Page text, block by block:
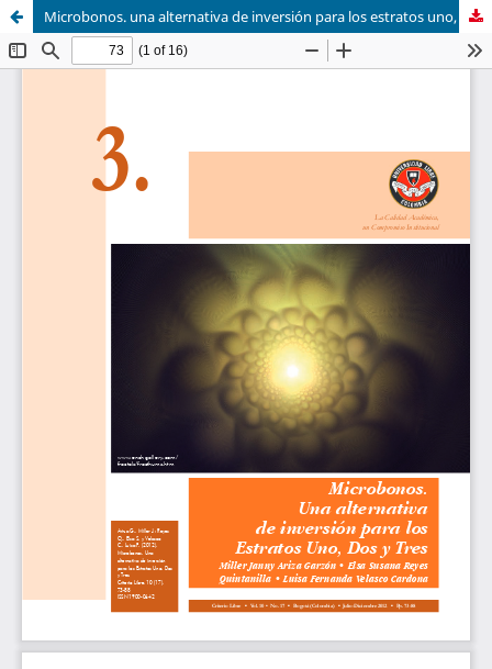
Microbonos. una alternativa de inversión para los estratos uno, dos y tres